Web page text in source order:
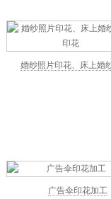
婚纱照片印花、床上婚
广告伞印花加工